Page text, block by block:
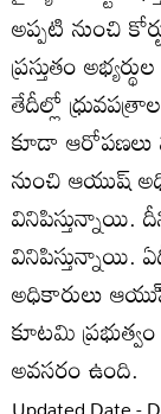
అప్పటి నుంచి
ప్రస్తుతం
తేదీల్లో
కూడా ఆరోపణలు
నుంచి ఆయుష్‌
అధికారులు
కూటమి
అవసరం ఉంది.